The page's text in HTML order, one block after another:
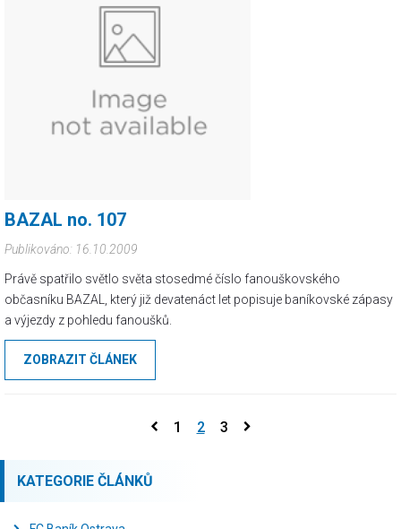
BAZAL no. 107
Publikováno: 16.10.2009
Právě spatřilo světlo světa stosedmé číslo fanouškovského
občasníku BAZAL, který již devatenáct let popisuje baníkovské zápasy
a výjezdy z pohledu fanoušků.
ZOBRAZIT ČLÁNEK
1 2 3
KATEGORIE ČLÁNKŮ